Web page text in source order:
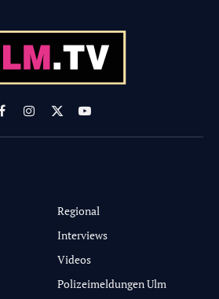
FacebookInstagram
X
(Twitter)
YouTube
Regional
Interviews
Videos
Polizeimeldungen Ulm